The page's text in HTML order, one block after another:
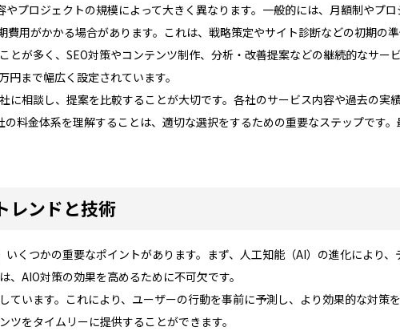
プロジェクトの規模によって大きく異なります。一般的には、月額制やプ
用がかかる場合があります。これは、戦略策定やサイト診断などの初期の準
とが多く、SEO対策やコンテンツ制作、分析・改善提案などの継続的なサー
まで幅広く設定されています。
に相談し、提案を比較することが大切です。各社のサービス内容や過去の実
料金体系を理解することは、適切な選択をするための重要なステップです
レンドと技術
くつかの重要なポイントがあります。まず、人工知能（AI）の進化により
AIO対策の効果を高めるために不可欠です。
ています。これにより、ユーザーの行動を事前に予測し、より効果的な対策
をタイムリーに提供することができます。